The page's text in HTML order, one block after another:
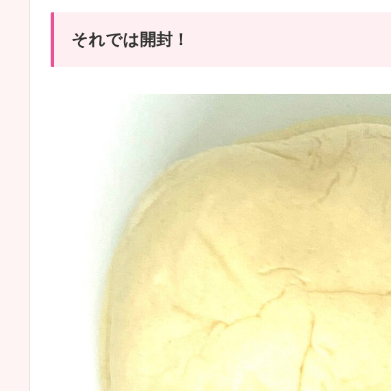
それでは開封！